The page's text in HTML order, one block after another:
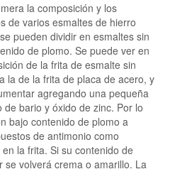
la composición y los
de varios esmaltes de hierro
pueden dividir en esmaltes sin
de plomo. Se puede ver en
de la frita de esmalte sin
la de la frita de placa de acero, y
agregando una pequeña
bario y óxido de zinc. Por lo
bajo contenido de plomo a
de antimonio como
la frita. Si su contenido de
se volverá crema o amarillo. La